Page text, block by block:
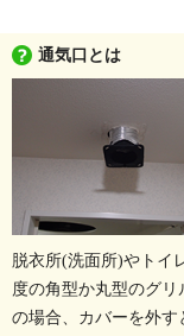
通気口とは
脱衣所(洗面所)やトイ
度の角型か丸型のグ
の場合、カバーを外